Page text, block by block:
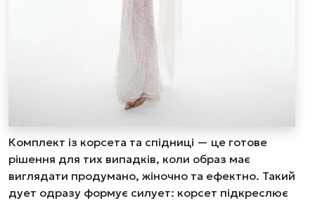
Комплект із корсета та спідниці — це готове
рішення для тих випадків, коли образ має
виглядати продумано, жіночно та ефектно. Такий
дует одразу формує силует: корсет підкреслює